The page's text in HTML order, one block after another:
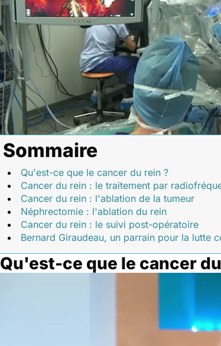
Sommaire
Qu'est-ce que le cancer du rein ?
Cancer du rein : le traitement par
Cancer du rein : l'ablation de la tumeur
Néphrectomie : l'ablation du rein
Cancer du rein : le suivi post-opératoire
Bernard Giraudeau, un parrain pour la lutte
Qu'est-ce que le cancer